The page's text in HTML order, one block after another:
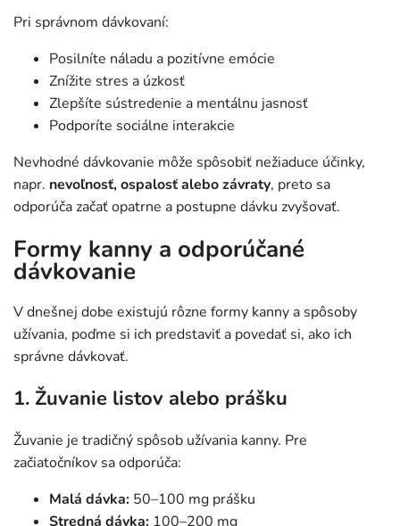
Pri správnom dávkovaní:
Posilníte náladu a pozitívne emócie
Znížite stres a úzkosť
Zlepšíte sústredenie a mentálnu jasnosť
Podporíte sociálne interakcie
Nevhodné dávkovanie môže spôsobiť nežiaduce účinky,
napr. nevoľnosť, ospalosť alebo závraty, preto sa
odporúča začať opatrne a postupne dávku zvyšovať.
Formy kanny a odporúčané
dávkovanie
V dnešnej dobe existujú rôzne formy kanny a spôsoby
užívania, poďme si ich predstaviť a povedať si, ako ich
správne dávkovať.
1. Žuvanie listov alebo prášku
Žuvanie je tradičný spôsob užívania kanny. Pre
začiatočníkov sa odporúča:
Malá dávka: 50–100 mg prášku
Stredná dávka: 100–200 mg